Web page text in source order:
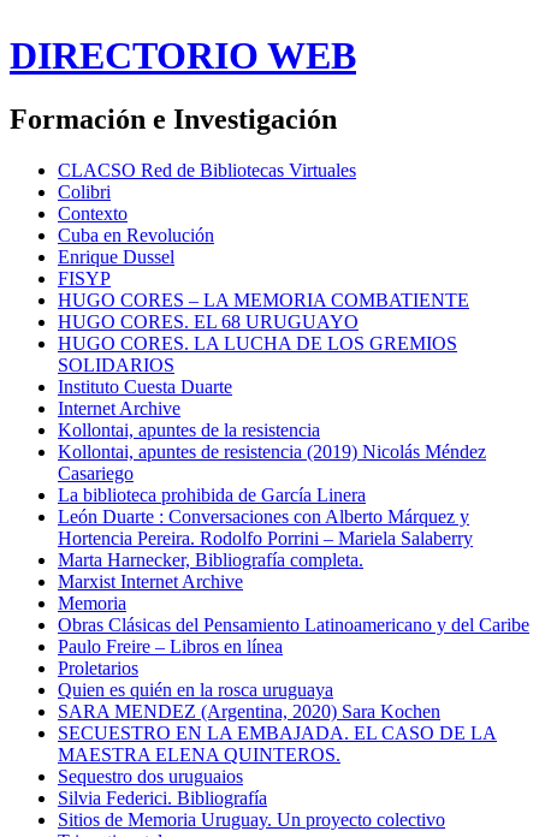
DIRECTORIO WEB
Formación e Investigación
CLACSO Red de Bibliotecas Virtuales
Colibri
Contexto
Cuba en Revolución
Enrique Dussel
FISYP
HUGO CORES – LA MEMORIA COMBATIENTE
HUGO CORES. EL 68 URUGUAYO
HUGO CORES. LA LUCHA DE LOS GREMIOS
SOLIDARIOS
Instituto Cuesta Duarte
Internet Archive
Kollontai, apuntes de la resistencia
Kollontai, apuntes de resistencia (2019) Nicolás Méndez
Casariego
La biblioteca prohibida de García Linera
León Duarte : Conversaciones con Alberto Márquez y
Hortencia Pereira. Rodolfo Porrini – Mariela Salaberry
Marta Harnecker, Bibliografía completa.
Marxist Internet Archive
Memoria
Obras Clásicas del Pensamiento Latinoamericano y del Caribe
Paulo Freire – Libros en línea
Proletarios
Quien es quién en la rosca uruguaya
SARA MENDEZ (Argentina, 2020) Sara Kochen
SECUESTRO EN LA EMBAJADA. EL CASO DE LA
MAESTRA ELENA QUINTEROS.
Sequestro dos uruguaios
Silvia Federici. Bibliografía
Sitios de Memoria Uruguay. Un proyecto colectivo